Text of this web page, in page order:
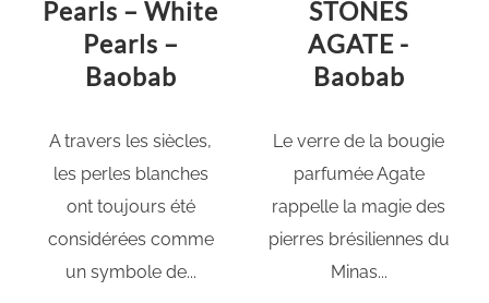
Pearls – White
Pearls –
Baobab
A travers les siècles,
les perles blanches
ont toujours été
considérées comme
un symbole de...
STONES
AGATE -
Baobab
Le verre de la bougie
parfumée Agate
rappelle la magie des
pierres brésiliennes du
Minas...